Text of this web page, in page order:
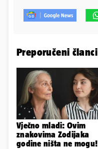
Preporučeni članci
Vječno mladi: Ovim
znakovima Zodijaka
godine ništa ne mogu!